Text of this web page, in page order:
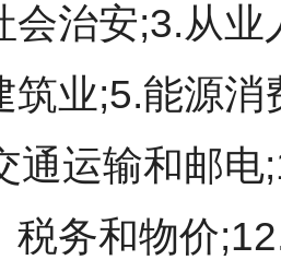
会治安;3.从
筑业;5.能源
通运输和邮
税务和物价